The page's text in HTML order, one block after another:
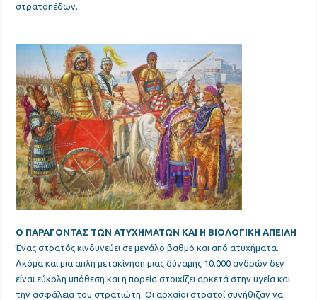
στρατοπέδων.
Ο ΠΑΡΑΓΟΝΤΑΣ ΤΩΝ ΑΤΥΧHMΑΤΩΝ ΚΑΙ Η ΒΙΟΛΟΓΙΚΗ ΑΠΕΙΛΗ
Ένας στρατός κινδυνεύει σε μεγάλο βαθμό και από ατυχήματα
Ακόμα και μια απλή μετακίνηση μιας δύναμης 10.000 ανδρών δεν
είναι εύκολη υπόθεση και η πορεία στοιχίζει αρκετά στην υγεία και
την ασφάλεια του στρατιώτη. Οι αρχαίοι στρατοί συνήθιζαν να